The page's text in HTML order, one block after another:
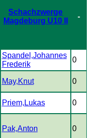
Schachzwerge
Magdeburg U10 II
-
Spandel,Johannes
Frederik
0
May,Knut 0
Priem,Lukas 0
Pak,Anton 0